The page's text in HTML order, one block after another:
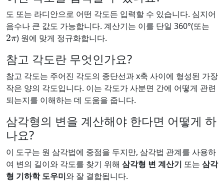
도 또는 라디안으로 어떤 각도든 입력할 수 있습니다. 심지어
음수나 큰 값도 가능합니다. 계산기는 이를 단일 360°(또는
2π
) 원에 맞게 정규화합니다.
참고 각도란 무엇인가요?
참고 각도는 주어진 각도의 종단선과 x축 사이에 형성된 가장
작은 양의 각도입니다. 이는 각도가 사분면 간에 어떻게 관련
되는지를 이해하는 데 도움을 줍니다.
삼각형의 변을 계산해야 한다면 어떻게 하
나요?
이 도구는 원 삼각법에 중점을 두지만, 삼각법 관계를 사용하
여 변의 길이와 각도를 찾기 위해 삼각형 변 계산기 또는 삼각
형 기하학 도우미와 잘 결합됩니다.